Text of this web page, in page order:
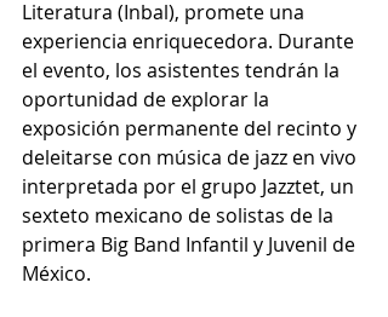
Literatura (Inbal), promete una
experiencia enriquecedora. Durante
el evento, los asistentes tendrán la
oportunidad de explorar la
exposición permanente del recinto y
deleitarse con música de jazz en vivo
interpretada por el grupo Jazztet, un
sexteto mexicano de solistas de la
primera Big Band Infantil y Juvenil de
México.